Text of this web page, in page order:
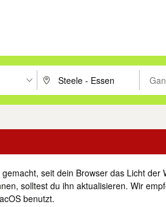
oder Vorschläge mit den Pfeiltasten
PLZ oder Ort eingeben.
seit dein Browser das Licht der
solltest du ihn aktualisieren. Wir
benutzt.